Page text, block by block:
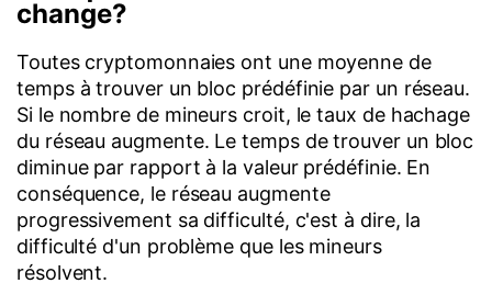
change?
Toutes cryptomonnaies ont une moyenne de
temps à trouver un bloc prédéfinie par un réseau.
Si le nombre de mineurs croit, le taux de hachage
du réseau augmente. Le temps de trouver un bloc
diminue par rapport à la valeur prédéfinie. En
conséquence, le réseau augmente
progressivement sa difficulté, c'est à dire, la
difficulté d'un problème que les mineurs
résolvent.